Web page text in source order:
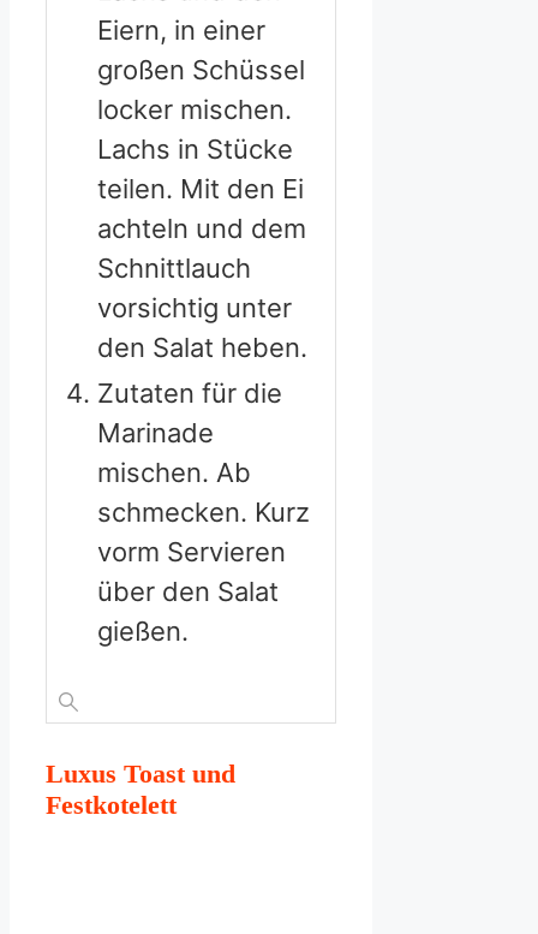
Eiern, in einer
großen Schüssel
locker mischen.
Lachs in Stücke
teilen. Mit den Ei
achteln und dem
Schnittlauch
vorsichtig unter
den Salat heben.
Zutaten für die
Marinade
mischen. Ab
schmecken. Kurz
vorm Servieren
über den Salat
gießen.
Luxus Toast und
Festkotelett